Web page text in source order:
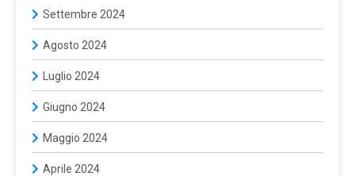
Settembre 2024
Agosto 2024
Luglio 2024
Giugno 2024
Maggio 2024
Aprile 2024